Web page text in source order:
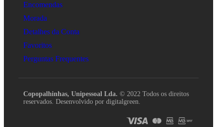
Encomendas
Morada
Detalhes da Conta
Favoritos
Perguntas Frequentes
Copopalhinhas, Unipessoal Lda. © 2022 Todos os direitos
reservados. Desenvolvido por digitalgreen.